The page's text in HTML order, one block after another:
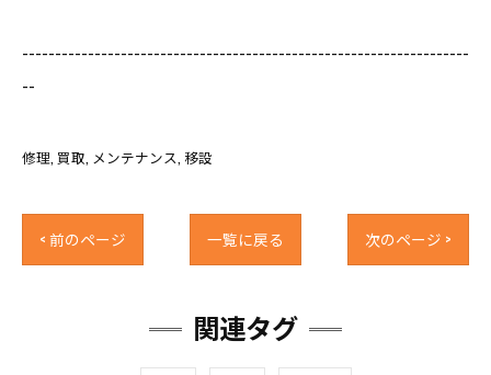
--------------------------------------------------------------------
--
修理 買取 メンテナンス 移設
< 前のページ 一覧に戻る 次のページ >
関連タグ